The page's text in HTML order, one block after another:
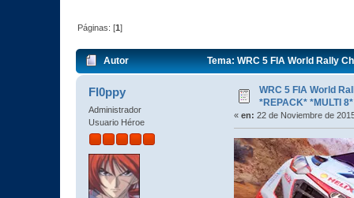
Páginas: [1]
Autor Tema: WRC 5 FIA World Rally
veces)
Fl0ppy
Administrador
Usuario Héroe
WRC 5 FIA World
*REPACK* *MULTI
« en: 22 de Noviembre de